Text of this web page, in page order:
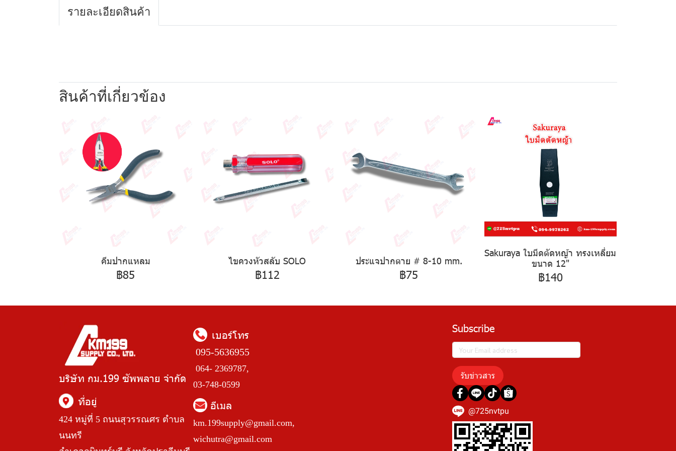
รายละเอียดสินค้า
สินค้าที่เกี่ยวข้อง
คีมปากแหลม
฿85
ไขควงหัวสลับ SOLO
฿112
ประแจปากตาย # 8-10 mm.
฿75
Sakuraya ใบมีดตัดหญ้า ทรงเหลี่ยม
ขนาด 12"
฿140
บริษัท กม.199 ซัพพลาย จำกัด
ที่อยู่
424 หมู่ที่ 5 ถนนสุวรรณศร ตำบล
นนทรี
เบอร์โทร
095-5636955
064- 2369787,
03-748-0599
อีเมล
km.199supply@gmail.com,
wichutra@gmail.com
Subscribe
รับข่าวสาร
@725nvtpu